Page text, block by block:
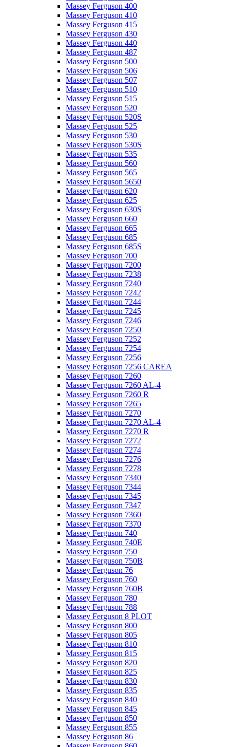
Massey Ferguson 400
Massey Ferguson 410
Massey Ferguson 415
Massey Ferguson 430
Massey Ferguson 440
Massey Ferguson 487
Massey Ferguson 500
Massey Ferguson 506
Massey Ferguson 507
Massey Ferguson 510
Massey Ferguson 515
Massey Ferguson 520
Massey Ferguson 520S
Massey Ferguson 525
Massey Ferguson 530
Massey Ferguson 530S
Massey Ferguson 535
Massey Ferguson 560
Massey Ferguson 565
Massey Ferguson 5650
Massey Ferguson 620
Massey Ferguson 625
Massey Ferguson 630S
Massey Ferguson 660
Massey Ferguson 665
Massey Ferguson 685
Massey Ferguson 685S
Massey Ferguson 700
Massey Ferguson 7200
Massey Ferguson 7238
Massey Ferguson 7240
Massey Ferguson 7242
Massey Ferguson 7244
Massey Ferguson 7245
Massey Ferguson 7246
Massey Ferguson 7250
Massey Ferguson 7252
Massey Ferguson 7254
Massey Ferguson 7256
Massey Ferguson 7256 CAREA
Massey Ferguson 7260
Massey Ferguson 7260 AL-4
Massey Ferguson 7260 R
Massey Ferguson 7265
Massey Ferguson 7270
Massey Ferguson 7270 AL-4
Massey Ferguson 7270 R
Massey Ferguson 7272
Massey Ferguson 7274
Massey Ferguson 7276
Massey Ferguson 7278
Massey Ferguson 7340
Massey Ferguson 7344
Massey Ferguson 7345
Massey Ferguson 7347
Massey Ferguson 7360
Massey Ferguson 7370
Massey Ferguson 740
Massey Ferguson 740E
Massey Ferguson 750
Massey Ferguson 750B
Massey Ferguson 76
Massey Ferguson 760
Massey Ferguson 760B
Massey Ferguson 780
Massey Ferguson 788
Massey Ferguson 8 PLOT
Massey Ferguson 800
Massey Ferguson 805
Massey Ferguson 810
Massey Ferguson 815
Massey Ferguson 820
Massey Ferguson 825
Massey Ferguson 830
Massey Ferguson 835
Massey Ferguson 840
Massey Ferguson 845
Massey Ferguson 850
Massey Ferguson 855
Massey Ferguson 86